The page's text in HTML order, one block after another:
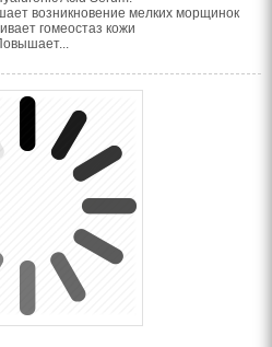
возникновение мелких морщинок
гомеостаз кожи